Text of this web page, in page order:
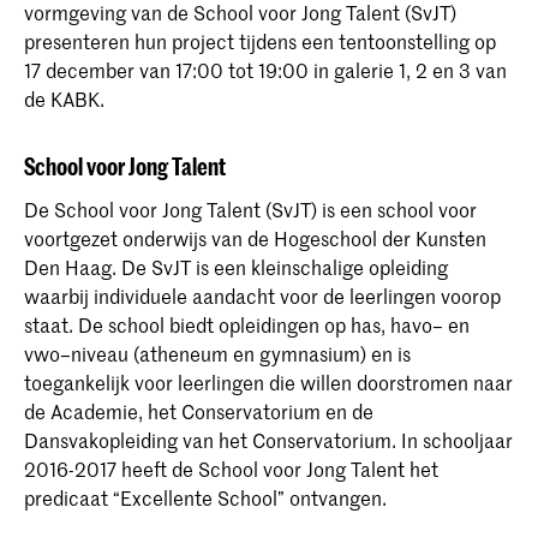
vormgeving van de School voor Jong Talent (SvJT)
presenteren hun project tijdens een tentoonstelling op
17 december van 17:00 tot 19:00 in galerie 1, 2 en 3 van
de KABK.
School voor Jong Talent
De School voor Jong Talent (SvJT) is een school voor
voortgezet onderwijs van de Hogeschool der Kunsten
Den Haag. De SvJT is een kleinschalige opleiding
waarbij individuele aandacht voor de leerlingen voorop
staat. De school biedt opleidingen op has, havo– en
vwo–niveau (atheneum en gymnasium) en is
toegankelijk voor leerlingen die willen doorstromen naar
de Academie, het Conservatorium en de
Dansvakopleiding van het Conservatorium. In schooljaar
2016-2017 heeft de School voor Jong Talent het
predicaat “Excellente School” ontvangen.